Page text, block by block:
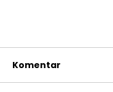
Komentar